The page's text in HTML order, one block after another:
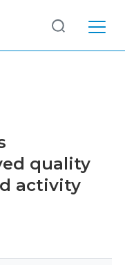
quality
activity